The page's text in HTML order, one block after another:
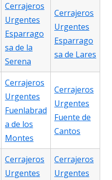
Cerrajeros
Urgentes
Esparrago
sa de la
Serena
Cerrajeros
Urgentes
Esparrago
sa de Lares
Cerrajeros
Urgentes
Fuenlabrad
a de los
Montes
Cerrajeros
Urgentes
Fuente de
Cantos
Cerrajeros
Urgentes
Cerrajeros
Urgentes